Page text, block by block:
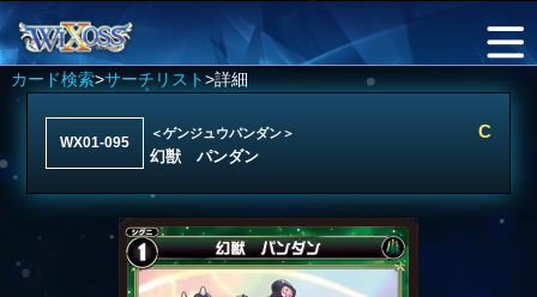
カード検索>サーチリスト>詳細
WX01-095
＜ゲンジュウパンダン＞
幻獣 パンダン
C